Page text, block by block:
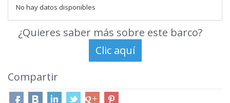
No hay datos disponibles
¿Quieres saber más sobre este barco?
Compartir